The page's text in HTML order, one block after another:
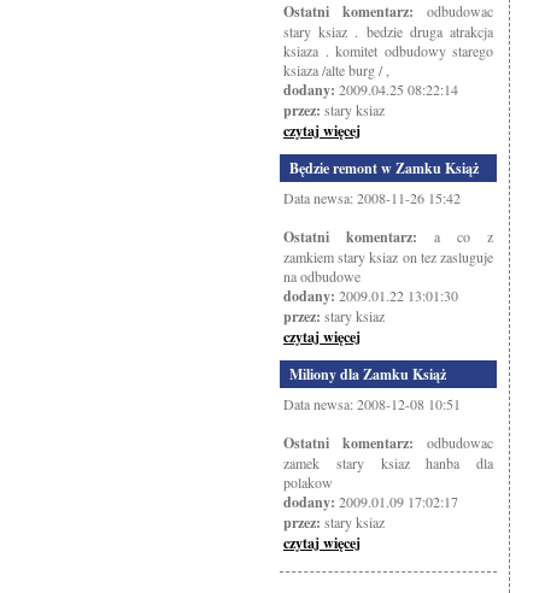
Ostatni komentarz: odbudowac
stary ksiaz . bedzie druga atrakcja
ksiaza . komitet odbudowy starego
ksiaza /alte burg / ,
dodany: 2009.04.25 08:22:14
przez: stary ksiaz
czytaj więcej
Będzie remont w Zamku Książ
Data newsa: 2008-11-26 15:42
Ostatni komentarz: a co z
zamkiem stary ksiaz on tez zasluguje
na odbudowe
dodany: 2009.01.22 13:01:30
przez: stary ksiaz
czytaj więcej
Miliony dla Zamku Książ
Data newsa: 2008-12-08 10:51
Ostatni komentarz: odbudowac
zamek stary ksiaz hanba dla
polakow
dodany: 2009.01.09 17:02:17
przez: stary ksiaz
czytaj więcej